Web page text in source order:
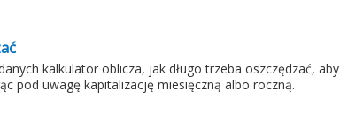
kalkulator oblicza, jak długo trzeba oszczędzać, aby
pod uwagę kapitalizację miesięczną albo roczną.